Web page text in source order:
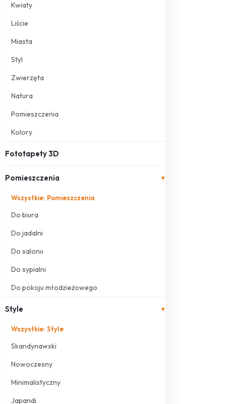
Kwiaty
Liście
Miasta
Styl
Zwierzęta
Natura
Pomieszczenia
Kolory
Fototapety 3D
Pomieszczenia ▾
Wszystkie: Pomieszczenia
Do biura
Do jadalni
Do salonu
Do sypialni
Do pokoju młodzieżowego
Style ▾
Wszystkie: Style
Skandynawski
Nowoczesny
Minimalistyczny
Japandi